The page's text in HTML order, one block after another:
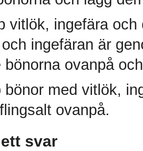
vitlök, ingefära
ingefäran är
bönorna ovanpå
bönor med vitlök,
ovanpå.
svar